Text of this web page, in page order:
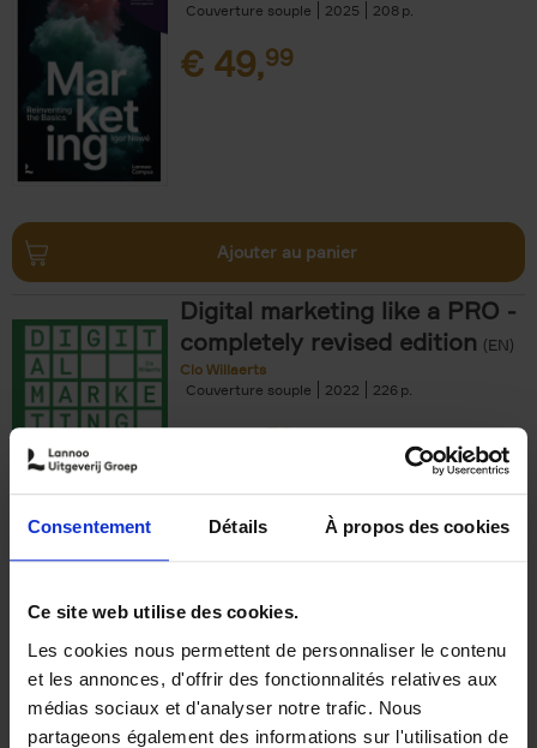
Consentement Détails À propos des cookies
Ce site web utilise des cookies.
Les cookies nous permettent de personnaliser le contenu
et les annonces, d'offrir des fonctionnalités relatives aux
médias sociaux et d'analyser notre trafic. Nous
partageons également des informations sur l'utilisation de
Couverture souple
2025 208
€ 49,99
Ajouter au panier
Digital marketing like a PRO -
completely revised edition (EN)
Clo Willaerts
Couverture souple
2022 226
€35,50
The Offer You Can't
Refuse
Steven Van Belleghem
Couverture souple
2020 256